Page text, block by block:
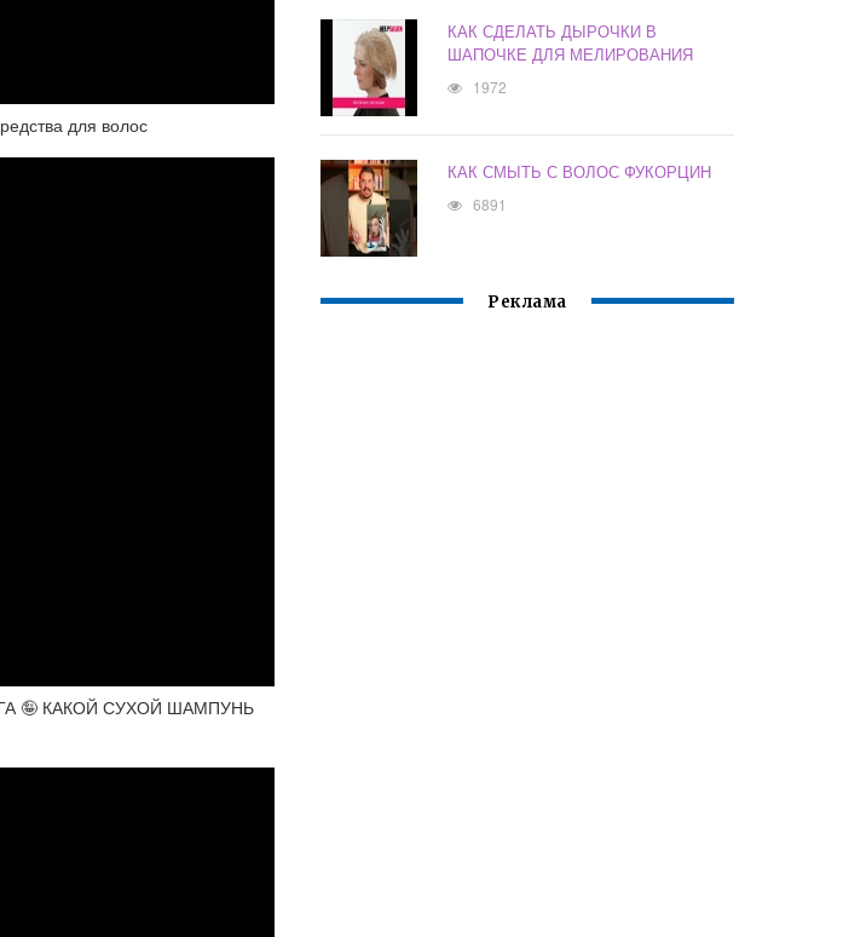
для волос
🤪 КАКОЙ СУХОЙ ШАМПУНЬ
КАК СДЕЛАТЬ ДЫРОЧКИ В
ШАПОЧКЕ ДЛЯ МЕЛИРОВАНИЯ
1972
КАК СМЫТЬ С ВОЛОС ФУКОРЦИН
6891
Реклама